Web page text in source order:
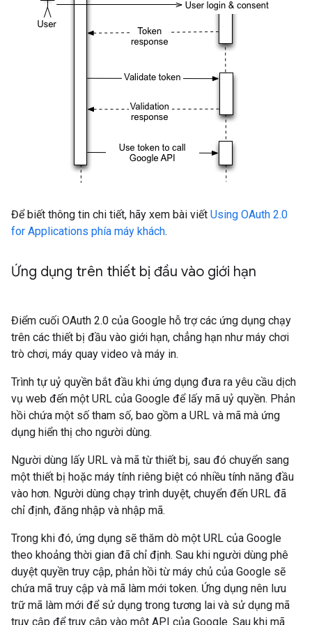
Để biết thông tin chi tiết, hãy xem bài viết Using OAuth 2.0
for Applications phía máy khách.
Ứng dụng trên thiết bị đầu vào giới hạn
Điểm cuối OAuth 2.0 của Google hỗ trợ các ứng dụng chạy
trên các thiết bị đầu vào giới hạn, chẳng hạn như máy chơi
trò chơi, máy quay video và máy in.
Trình tự uỷ quyền bắt đầu khi ứng dụng đưa ra yêu cầu dịch
vụ web đến một URL của Google để lấy mã uỷ quyền. Phản
hồi chứa một số tham số, bao gồm a URL và mã mà ứng
dụng hiển thị cho người dùng.
Người dùng lấy URL và mã từ thiết bị, sau đó chuyển sang
một thiết bị hoặc máy tính riêng biệt có nhiều tính năng đầu
vào hơn. Người dùng chạy trình duyệt, chuyển đến URL đã
chỉ định, đăng nhập và nhập mã.
Trong khi đó, ứng dụng sẽ thăm dò một URL của Google
theo khoảng thời gian đã chỉ định. Sau khi người dùng phê
duyệt quyền truy cập, phản hồi từ máy chủ của Google sẽ
chứa mã truy cập và mã làm mới token. Ứng dụng nên lưu
trữ mã làm mới để sử dụng trong tương lai và sử dụng mã
truy cập để truy cập vào một API của Google. Sau khi mã